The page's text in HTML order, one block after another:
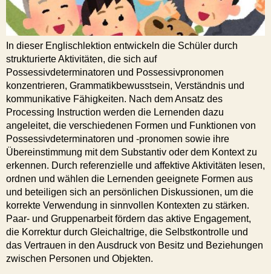
In dieser Englischlektion entwickeln die Schüler durch
strukturierte Aktivitäten, die sich auf
Possessivdeterminatoren und Possessivpronomen
konzentrieren, Grammatikbewusstsein, Verständnis und
kommunikative Fähigkeiten. Nach dem Ansatz des
Processing Instruction werden die Lernenden dazu
angeleitet, die verschiedenen Formen und Funktionen von
Possessivdeterminatoren und -pronomen sowie ihre
Übereinstimmung mit dem Substantiv oder dem Kontext zu
erkennen. Durch referenzielle und affektive Aktivitäten lesen,
ordnen und wählen die Lernenden geeignete Formen aus
und beteiligen sich an persönlichen Diskussionen, um die
korrekte Verwendung in sinnvollen Kontexten zu stärken.
Paar- und Gruppenarbeit fördern das aktive Engagement,
die Korrektur durch Gleichaltrige, die Selbstkontrolle und
das Vertrauen in den Ausdruck von Besitz und Beziehungen
zwischen Personen und Objekten.